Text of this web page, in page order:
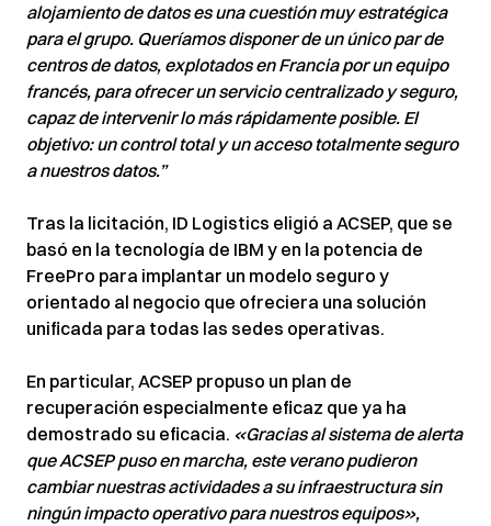
alojamiento de datos es una cuestión muy estratégica
para el grupo. Queríamos disponer de un único par de
centros de datos, explotados en Francia por un equipo
francés, para ofrecer un servicio centralizado y seguro,
capaz de intervenir lo más rápidamente posible. El
objetivo: un control total y un acceso totalmente seguro
a nuestros datos.”
Tras la licitación, ID Logistics eligió a ACSEP, que se
basó en la tecnología de IBM y en la potencia de
FreePro para implantar un modelo seguro y
orientado al negocio que ofreciera una solución
unificada para todas las sedes operativas.
En particular, ACSEP propuso un plan de
recuperación especialmente eficaz que ya ha
demostrado su eficacia. «Gracias al sistema de alerta
que ACSEP puso en marcha, este verano pudieron
cambiar nuestras actividades a su infraestructura sin
ningún impacto operativo para nuestros equipos»,